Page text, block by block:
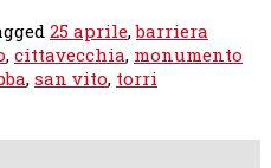
25 aprile,barriera
, cittavecchia, monumento
, san vito, torri